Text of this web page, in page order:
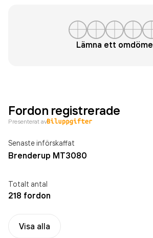
Lämna ett omdöme
Fordon registrerade
Presenterat av
Senaste införskaffat
Brenderup MT3080
Totalt antal
218 fordon
Visa alla